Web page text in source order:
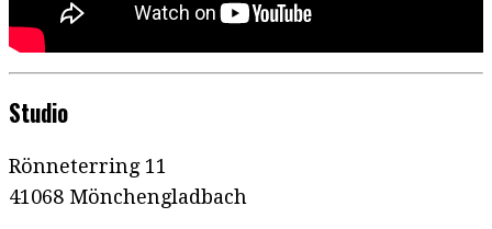
Studio
Rönneterring 11
41068 Mönchengladbach